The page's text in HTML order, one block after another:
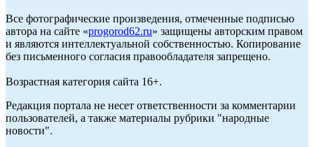
Все фотографические произведения, отмеченные подписью
автора на сайте «progorod62.ru» защищены авторским правом
и являются интеллектуальной собственностью. Копирование
без письменного согласия правообладателя запрещено.
Возрастная категория сайта 16+.
Редакция портала не несет ответственности за комментарии
пользователей, а также материалы рубрики "народные
новости".